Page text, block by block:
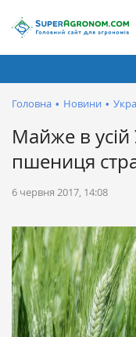
Головна • Новини •
Майже в усій
пшениця
6 червня 2017, 14:08